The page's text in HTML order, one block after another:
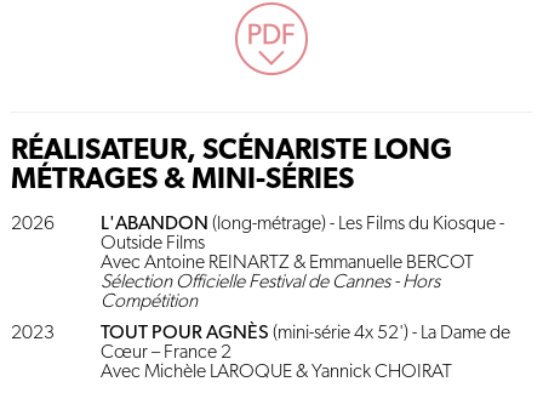
RÉALISATEUR, SCÉNARISTE LONG
MÉTRAGES & MINI-SÉRIES
2026 L'ABANDON (long-métrage) - Les Films du Kiosque -
Outside Films
Avec Antoine REINARTZ & Emmanuelle BERCOT
Sélection Officielle Festival de Cannes - Hors
Compétition
2023
TOUT POUR AGNÈS (mini-série 4x 52') - La Dame de
Cœur – France 2
Avec Michèle LAROQUE & Yannick CHOIRAT